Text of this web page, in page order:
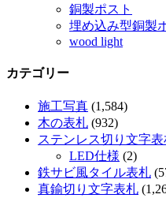
銅製ポスト
埋め込み型銅製
wood light
カテゴリー
施工写真 (1,584)
木の表札 (932)
ステンレス切り文字表
LED仕様 (2)
鉄サビ風タイル表札
真鍮切り文字表札